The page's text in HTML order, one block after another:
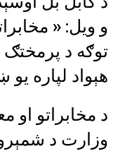
و ویل: «
توګه د
هېواد لپاره
د مخابراتو او
وزارت د